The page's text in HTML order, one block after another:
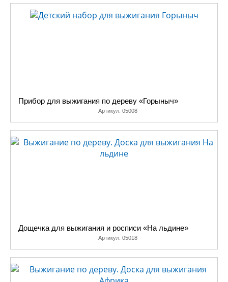
Прибор для выжигания по дереву «Горыныч»
Артикул: 05008
Дощечка для выжигания и росписи «На льдине»
Артикул: 05018